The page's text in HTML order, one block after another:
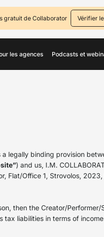
gratuit de Collaborator Vérifier
les agences Podcasts et
legally binding provision
) and us, I.M.
Flat/Office 1, Strovolos,
then the Creator/
tax liabilities in terms of